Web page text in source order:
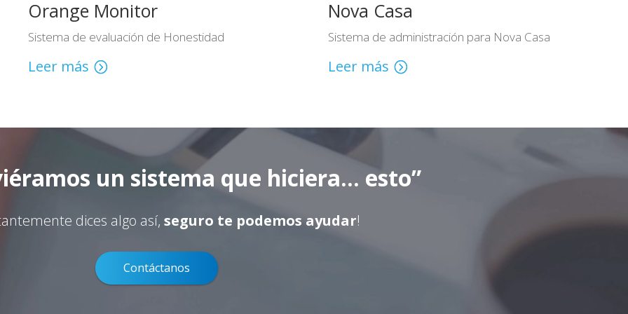
Orange Monitor
Sistema de evaluación de Honestidad
Leer más
Nova Casa
Sistema de administración para Nova Casa
Leer más
un sistema que hiciera… esto”
dices algo así, seguro te podemos ayudar!
Contáctanos